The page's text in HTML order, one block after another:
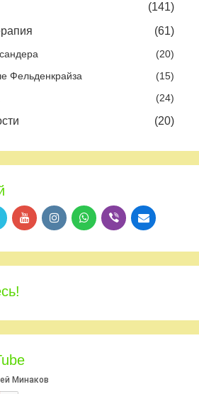
(141)
(61)
(20)
Фельденкрайза
(15)
(24)
(20)